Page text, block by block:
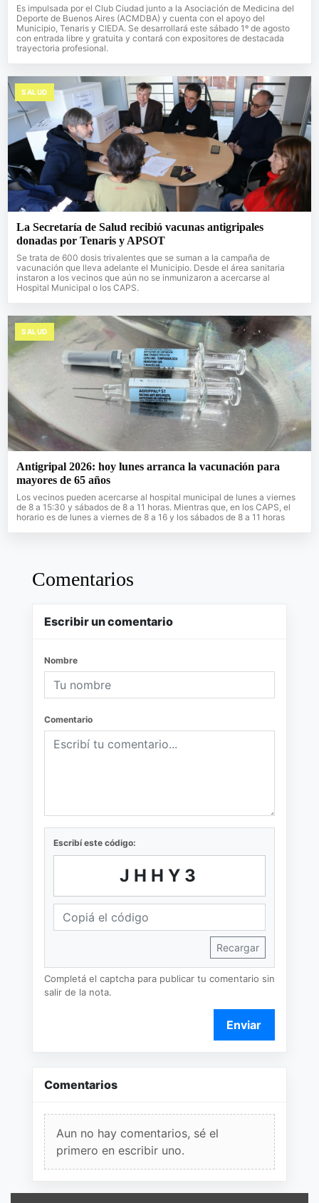
Es impulsada por el Club Ciudad junto a la Asociación de Medicina del
Deporte de Buenos Aires (ACMDBA) y cuenta con el apoyo del
Municipio, Tenaris y CIEDA. Se desarrollará este sábado 1º de agosto
con entrada libre y gratuita y contará con expositores de destacada
trayectoria profesional.
SALUD
La Secretaría de Salud recibió vacunas antigripales
donadas por Tenaris y APSOT
Se trata de 600 dosis trivalentes que se suman a la campaña de
vacunación que lleva adelante el Municipio. Desde el área sanitaria
instaron a los vecinos que aún no se inmunizaron a acercarse al
Hospital Municipal o los CAPS.
SALUD
Antigripal 2026: hoy lunes arranca la vacunación para
mayores de 65 años
Los vecinos pueden acercarse al hospital municipal de lunes a viernes
de 8 a 15:30 y sábados de 8 a 11 horas. Mientras que, en los CAPS, el
horario es de lunes a viernes de 8 a 16 y los sábados de 8 a 11 horas
Comentarios
Escribir un comentario
Nombre
Comentario
Escribí este código:
JHHY3
Recargar
Completá el captcha para publicar tu comentario sin
salir de la nota.
Enviar
Comentarios
Aun no hay comentarios, sé el
primero en escribir uno.